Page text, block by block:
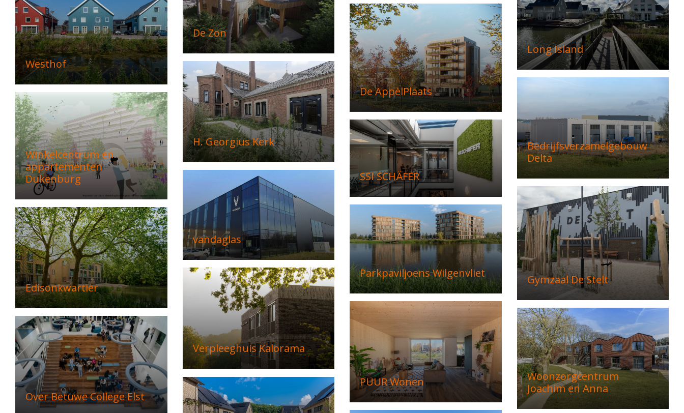
De Zon
Long Island
Westhof
De AppèlPlaats
H. Georgius Kerk
Bedrijfsverzamelgebouw
Delta
Winkelcentrum en
appartementen
Dukenburg
SSI SCHÄFER
vandaglas
Gymzaal De Stelt
Parkpaviljoens Wilgenvliet
Edisonkwartier
Verpleeghuis Kalorama
PUUR Wonen
Woonzorgcentrum
Joachim en Anna
Over Betuwe College Elst